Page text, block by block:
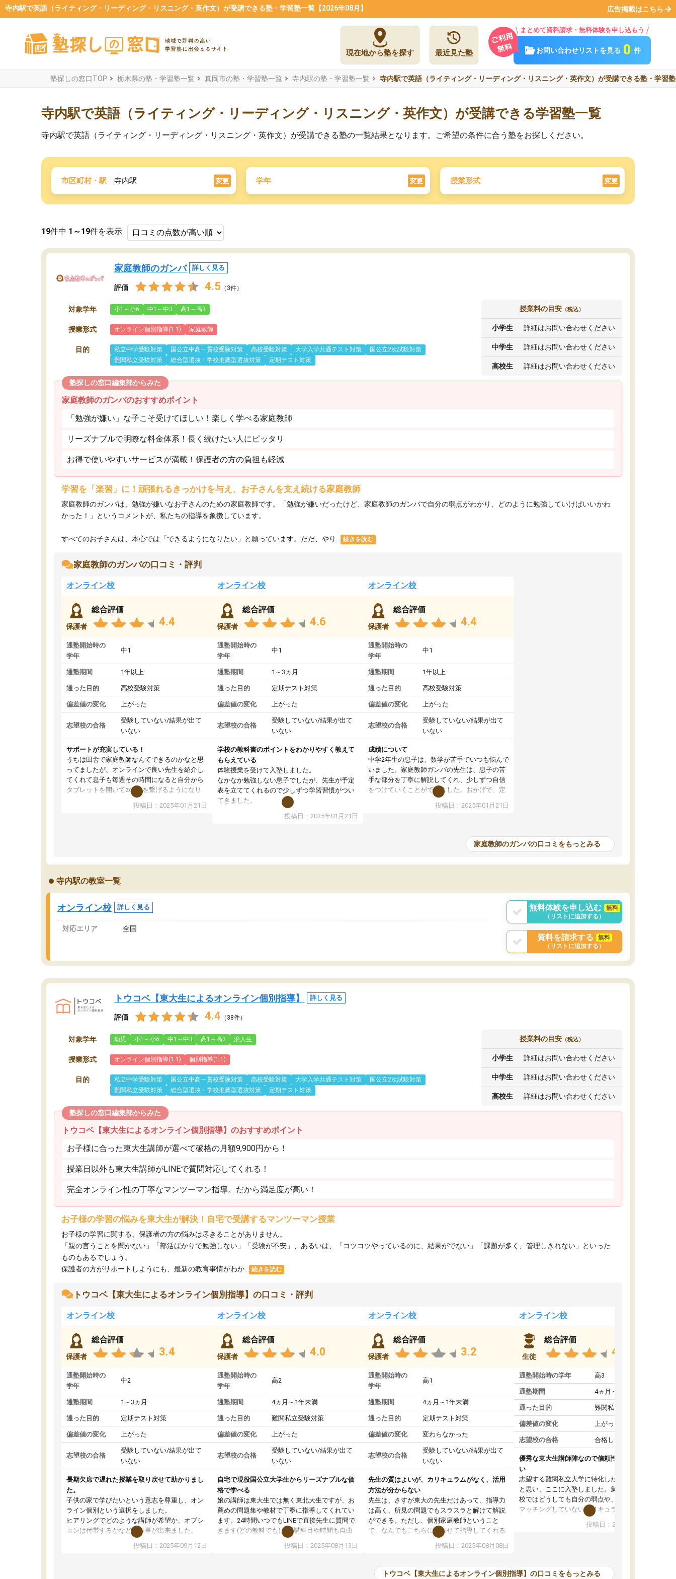
寺内駅で英語（ライティング・リーディング・リスニング・英作文）が受講できる塾・学習塾一覧【2026年08月】 広告掲載はこちら
現在地から塾を探す 最近見た塾
まとめて資料請求・無料体験を申し込もう
お問い合わせリストを見る 0 件
塾探しの窓口TOP 栃木県の塾・学習塾一覧 真岡市の塾・学習塾一覧 寺内駅の塾・学習塾一覧 寺内駅で英語（ライティング・リーディング・リスニング・英作文）が受講できる塾・学習
寺内駅で英語（ライティング・リーディング・リスニング・英作文）が受講できる学習塾一覧
寺内駅で英語（ライティング・リーディング・リスニング・英作文）が受講できる塾の一覧結果となります。ご希望の条件に合う塾をお探しください。
市区町村・駅 寺内駅 変更 学年 変更 授業形式 変更
19件中 1～19件を表示
家庭教師のガンバ 詳しく見る
評価 4.5 （3件）
対象学年 小1～小6 中1～中3 高1～高3
授業形式 オンライン個別指導(1:1) 家庭教師
目的 私立中学受験対策 国公立中高一貫校受験対策 高校受験対策 大学入学共通テスト対策
国公立2次試験対策
難関私立受験対策
総合型選抜・学校推薦型選抜対策 定期テスト対策
授業料の目安 （税込）
小学生 詳細はお問い合わせください
中学生 詳細はお問い合わせください
高校生 詳細はお問い合わせください
塾探しの窓口編集部からみた
家庭教師のガンバのおすすめポイント
「勉強が嫌い」な子こそ受けてほしい！楽しく学べる家庭教師
リーズナブルで明瞭な料金体系！長く続けたい人にピッタリ
お得で使いやすいサービスが満載！保護者の方の負担も軽減
学習を「楽習」に！頑張れるきっかけを与え、お子さんを支え続ける家庭教師
家庭教師のガンバは、勉強が嫌いなお子さんのための家庭教師です。「勉強が嫌いだったけど、家庭教師のガンバで自分の弱点がわかり、どのように勉強していけばいいかわ
かった！」というコメントが、私たちの指導を象徴しています。
すべてのお子さんは、本心では「できるようになりたい」と願っています。ただ、やり... 続きを読む
家庭教師のガンバの口コミ・評判
オンライン校
保護者
総合評価
4.4
通塾開始時の
学年
中1
通塾期間 1年以上
通った目的 高校受験対策
偏差値の変化 上がった
志望校の合格
受験していない/結果が出て
いない
サポートが充実している！
うちは田舎で家庭教師なんてできるのかなと思
ってましたが、オンラインで良い先生を紹介し
てくれて息子も毎週その時間になると自分から
タブレットを開いてzoomを繋げるようになり
ました！5科目なんでもOKなのもとても気に入
投稿日：2025年01月21日
オンライン校
保護者
総合評価
4.6
通塾開始時の
学年
中1
通塾期間 1～3ヵ月
通った目的 定期テスト対策
偏差値の変化 上がった
志望校の合格
受験していない/結果が出て
いない
学校の教科書のポイントをわかりやすく教えて
もらえている
体験授業を受けて入塾しました。
なかなか勉強しない息子でしたが、先生が予定
表を立ててくれるので少しずつ学習習慣がつい
てきました。
オンラインで週に一度の受講ですが、指導が無
い日も予定表に基づいて勉強したり、LINEでわ
投稿日：2025年01月21日
オンライン校
保護者
総合評価
4.4
通塾開始時の
学年
中1
通塾期間 1年以上
通った目的 高校受験対策
偏差値の変化 上がった
志望校の合格
受験していない/結果が出て
いない
成績について
中学2年生の息子は、数学が苦手でいつも悩んで
いました。家庭教師ガンバの先生は、息子の苦
手な部分を丁寧に解説してくれ、少しずつ自信
をつけていくことができました。おかげで、定
期テストの成績が10点以上アップし、本人もと
投稿日：2025年01月21日
家庭教師のガンバの口コミをもっとみる
寺内駅の教室一覧
オンライン校 詳しく見る
対応エリア 全国
無料体験を申し込む
無料
（リストに追加する）
資料を請求する
無料
（リストに追加する）
トウコベ【東大生によるオンライン個別指導】 詳しく見る
評価 4.4 （38件）
対象学年 幼児 小1～小6 中1～中3 高1～高3 浪人生
授業形式 オンライン個別指導(1:1) 個別指導(1:1)
目的 私立中学受験対策 国公立中高一貫校受験対策 高校受験対策 大学入学共通テスト対策
国公立2次試験対策
難関私立受験対策
総合型選抜・学校推薦型選抜対策 定期テスト対策
授業料の目安 （税込）
小学生 詳細はお問い合わせください
中学生 詳細はお問い合わせください
高校生 詳細はお問い合わせください
塾探しの窓口編集部からみた
トウコベ【東大生によるオンライン個別指導】のおすすめポイント
お子様に合った東大生講師が選べて破格の月額9,900円から！
授業日以外も東大生講師がLINEで質問対応してくれる！
完全オンライン性の丁寧なマンツーマン指導。だから満足度が高い！
お子様の学習の悩みを東大生が解決！自宅で受講するマンツーマン授業
お子様の学習に関する、保護者の方の悩みは尽きることがありません。
「親の言うことを聞かない」「部活ばかりで勉強しない」「受験が不安」、あるいは、「コツコツやっているのに、結果がでない」「課題が多く、管理しきれない」といった
ものもあるでしょう。
保護者の方がサポートしようにも、最新の教育事情がわか...
続きを読む
トウコベ【東大生によるオンライン個別指導】の口コミ・評判
オンライン校
保護者
総合評価
3.4
通塾開始時の
学年
中2
通塾期間 1～3ヵ月
通った目的 定期テスト対策
偏差値の変化 上がった
志望校の合格
受験していない/結果が出て
いない
長期欠席で遅れた授業を取り戻せて助かりまし
た。
子供の家で学びたいという意志を尊重し、オン
ライン個別という選択をしました。
ヒアリングでどのような講師が希望か、オプシ
ョンは付帯するかなど選ぶ事が出来ました。
講師とのマッチング後講師との初回ミーティン
グを行い、その講師で良いか他の講師を希望す
投稿日：2025年09月12日
オンライン校
保護者
総合評価
4.0
通塾開始時の
学年
高2
通塾期間 4ヵ月～1年未満
通った目的 難関私立受験対策
偏差値の変化 上がった
志望校の合格
受験していない/結果が出て
いない
自宅で現役国公立大学生からリーズナブルな価
格で学べる
娘の講師は東大生では無く東北大生ですが、お
薦めの問題集や教材で丁寧に指導してくれてい
ます。24時間いつでもLINEで直接先生に質問で
きます(どの教科でも)。受講科目や時間も自由
に決めれるので、個人に合った勉強ができると
思います。カリキュラム相談みたいなのがあり
投稿日：2025年08月13日
オンライン校
保護者
総合評価
3.2
通塾開始時の
学年
高1
通塾期間 4ヵ月～1年未満
通った目的 定期テスト対策
偏差値の変化 変わらなかった
志望校の合格
受験していない/結果が出て
いない
先生の質はよいが、カリキュラムがなく、活用
方法が分からない
先生は、さすが東大の先生だけあって、指導力
は高く、所見の問題でもスラスラと解けて解説
ができる。ただし、個別家庭教師ということ
で、なんでもこちらに合わせて指導してくれる
のだが、具体的なカリキュラムがない。当方
は、授業の先取り学習をするため、学校の教科
いただいたが、1時間の時間を使って進められる
投稿日：2025年08月08日
オンライン校
生徒
総合評価
4.4
通塾開始時の学年 高3
通塾期間 4ヵ月～1年未満
通った目的 難関私立受験対策
偏差値の変化 上がった
志望校の合格 合格した
優秀な東大生講師陣なので信頼性や安心感が高
い
志望する難関私立大学に特化した準備をしたい
と思い、ここに入塾しました。集団指導の予備
校ではどうしても自分の弱点や、志望校対策に
マッチングしていないカリキュラムに不安を感
また受験のノウハウを蓄積している優秀な東大
ツーマン指導によって、自分の志望校にふさわ
投稿日：2024年02月19日
トウコベ【東大生によるオンライン個別指導】の口コミをもっとみる